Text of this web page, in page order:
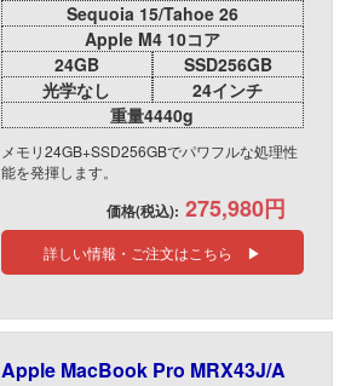
Sequoia 15/Tahoe 26
Apple M4 10コア
24GB
SSD256GB
光学なし
24インチ
重量4440g
メモリ24GB+SSD256GBでパワフルな処理性
能を発揮します。
価格(税込): 275,980円
詳しい情報・ご注文はこちら ▶
Apple MacBook Pro MRX43J/A